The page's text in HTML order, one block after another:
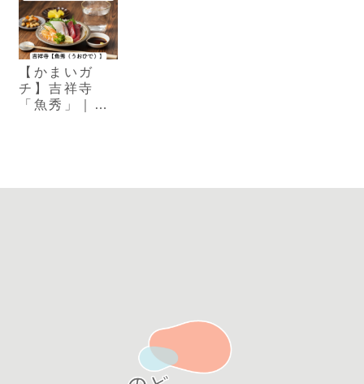
【かまいガ
チ】吉祥寺
「魚秀」｜入